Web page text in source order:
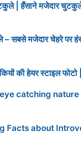
| हँसाने मजेदार
– सबसे मजेदार चेहरे पर
की हेयर स्टाइल फोटो
catching nature
Facts about